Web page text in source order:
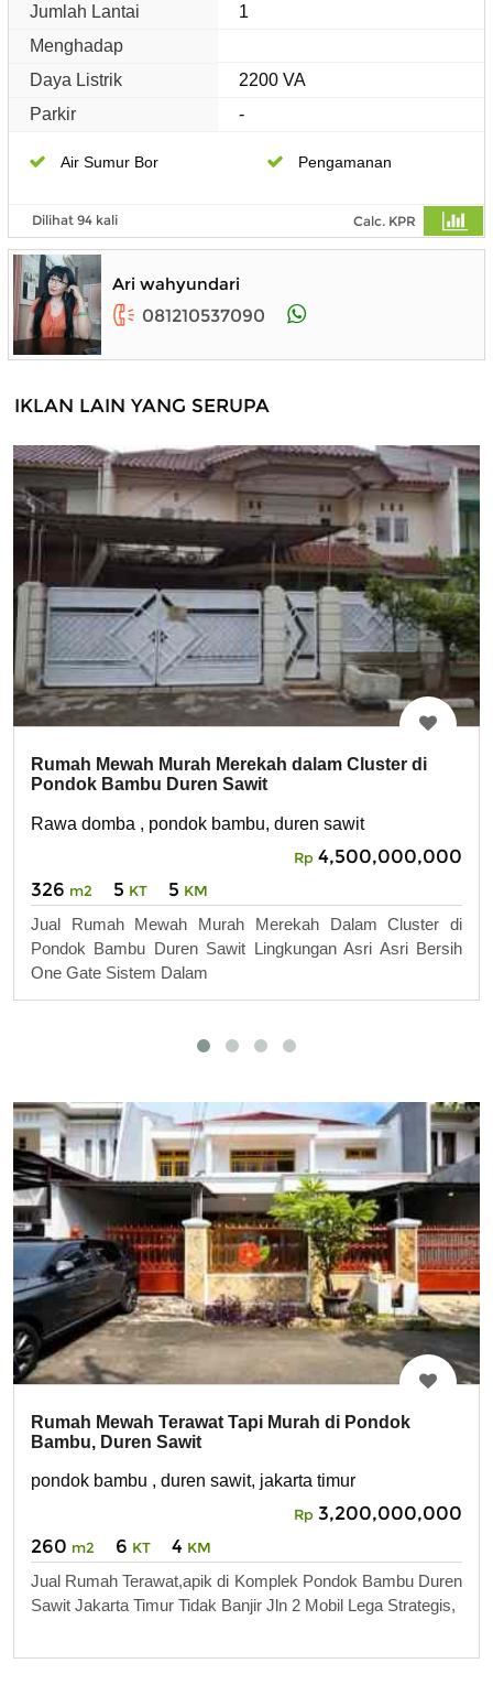
Jumlah Lantai
1
Menghadap
Daya Listrik
2200 VA
Parkir
-
Air Sumur Bor Pengamanan
Dilihat 94 kali Calc. KPR
Ari wahyundari
081210537090
IKLAN LAIN YANG SERUPA
Rumah Mewah Murah Merekah dalam Cluster di
Pondok Bambu Duren Sawit
Rawa domba , pondok bambu, duren sawit
Rp 4,500,000,000
326 m2 5 KT 5 KM
Jual Rumah Mewah Murah Merekah Dalam Cluster di
Pondok Bambu Duren Sawit Lingkungan Asri Asri Bersih
One Gate Sistem Dalam
Rumah Mewah Terawat Tapi Murah di Pondok
Bambu, Duren Sawit
pondok bambu , duren sawit, jakarta timur
Rp 3,200,000,000
260 m2 6 KT 4 KM
Jual Rumah Terawat,apik di Komplek Pondok Bambu Duren
Sawit Jakarta Timur Tidak Banjir Jln 2 Mobil Lega Strategis,